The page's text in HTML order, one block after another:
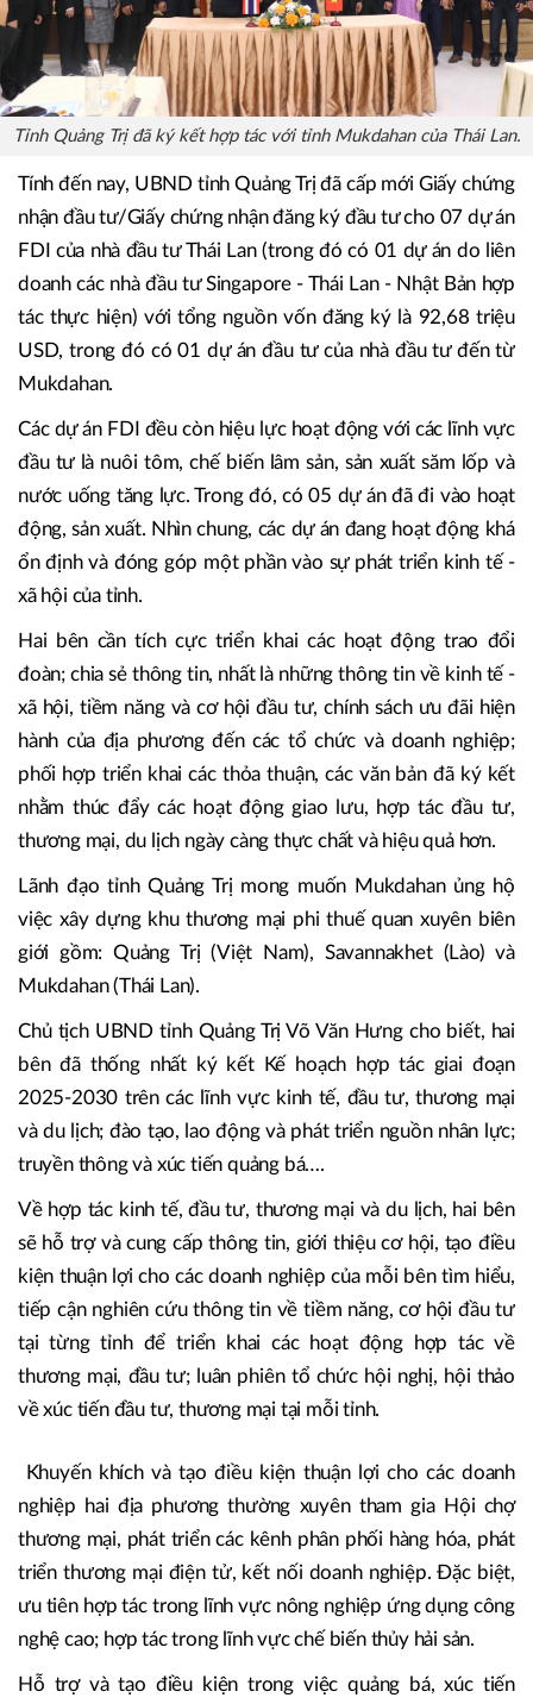
Tỉnh Quảng Trị đã ký kết hợp tác với tỉnh Mukdahan của Thái Lan.
Tính đến nay, UBND tỉnh Quảng Trị đã cấp mới Giấy chứng
nhận đầu tư/Giấy chứng nhận đăng ký đầu tư cho 07 dự án
FDI của nhà đầu tư Thái Lan (trong đó có 01 dự án do liên
doanh các nhà đầu tư Singapore - Thái Lan - Nhật Bản hợp
tác thực hiện) với tổng nguồn vốn đăng ký là 92,68 triệu
USD, trong đó có 01 dự án đầu tư của nhà đầu tư đến từ
Mukdahan.
Các dự án FDI đều còn hiệu lực hoạt động với các lĩnh vực
đầu tư là nuôi tôm, chế biến lâm sản, sản xuất săm lốp và
nước uống tăng lực. Trong đó, có 05 dự án đã đi vào hoạt
động, sản xuất. Nhìn chung, các dự án đang hoạt động khá
ổn định và đóng góp một phần vào sự phát triển kinh tế -
xã hội của tỉnh.
Hai bên cần tích cực triển khai các hoạt động trao đổi
đoàn; chia sẻ thông tin, nhất là những thông tin về kinh tế -
xã hội, tiềm năng và cơ hội đầu tư, chính sách ưu đãi hiện
hành của địa phương đến các tổ chức và doanh nghiệp;
phối hợp triển khai các thỏa thuận, các văn bản đã ký kết
nhằm thúc đẩy các hoạt động giao lưu, hợp tác đầu tư,
thương mại, du lịch ngày càng thực chất và hiệu quả hơn.
Lãnh đạo tỉnh Quảng Trị mong muốn Mukdahan ủng hộ
việc xây dựng khu thương mại phi thuế quan xuyên biên
giới gồm: Quảng Trị (Việt Nam), Savannakhet (Lào) và
Mukdahan (Thái Lan).
Chủ tịch UBND tỉnh Quảng Trị Võ Văn Hưng cho biết, hai
bên đã thống nhất ký kết Kế hoạch hợp tác giai đoạn
2025-2030 trên các lĩnh vực kinh tế, đầu tư, thương mại
và du lịch; đào tạo, lao động và phát triển nguồn nhân lực;
truyền thông và xúc tiến quảng bá….
Về hợp tác kinh tế, đầu tư, thương mại và du lịch, hai bên
sẽ hỗ trợ và cung cấp thông tin, giới thiệu cơ hội, tạo điều
kiện thuận lợi cho các doanh nghiệp của mỗi bên tìm hiểu,
tiếp cận nghiên cứu thông tin về tiềm năng, cơ hội đầu tư
tại từng tỉnh để triển khai các hoạt động hợp tác về
thương mại, đầu tư; luân phiên tổ chức hội nghị, hội thảo
về xúc tiến đầu tư, thương mại tại mỗi tỉnh.
Khuyến khích và tạo điều kiện thuận lợi cho các doanh
nghiệp hai địa phương thường xuyên tham gia Hội chợ
thương mại, phát triển các kênh phân phối hàng hóa, phát
triển thương mại điện tử, kết nối doanh nghiệp. Đặc biệt,
ưu tiên hợp tác trong lĩnh vực nông nghiệp ứng dụng công
nghệ cao; hợp tác trong lĩnh vực chế biến thủy hải sản.
Hỗ trợ và tạo điều kiện trong việc quảng bá, xúc tiến